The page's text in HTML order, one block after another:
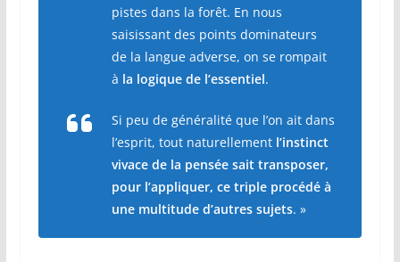
pistes dans la forêt. En nous
saisissant des points dominateurs
de la langue adverse, on se rompait
à la logique de l’essentiel.
Si peu de généralité que l’on ait dans
l’esprit, tout naturellement l’instinct
vivace de la pensée sait transposer,
pour l’appliquer, ce triple procédé à
une multitude d’autres sujets. »